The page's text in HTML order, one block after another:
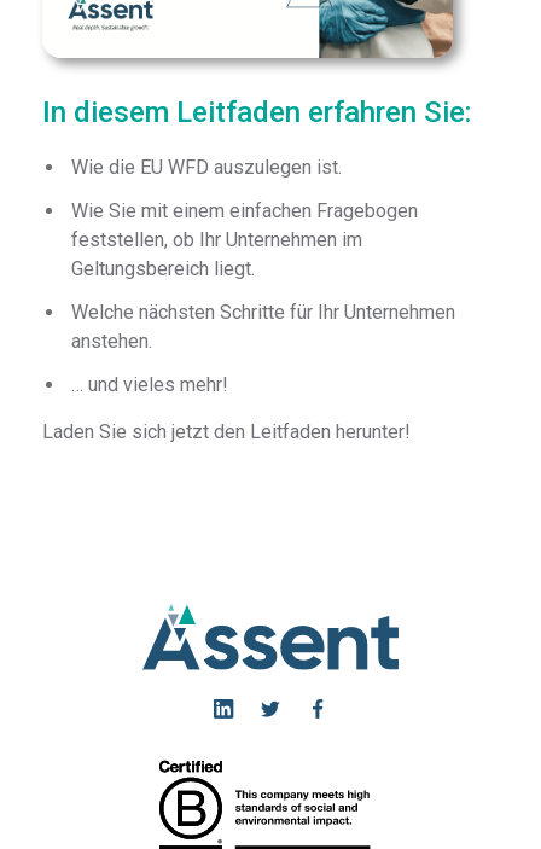
In diesem Leitfaden erfahren Sie:
Wie die EU WFD auszulegen ist.
Wie Sie mit einem einfachen Fragebogen
feststellen, ob Ihr Unternehmen im
Geltungsbereich liegt.
Welche nächsten Schritte für Ihr Unternehmen
anstehen.
… und vieles mehr!
Laden Sie sich jetzt den Leitfaden herunter!